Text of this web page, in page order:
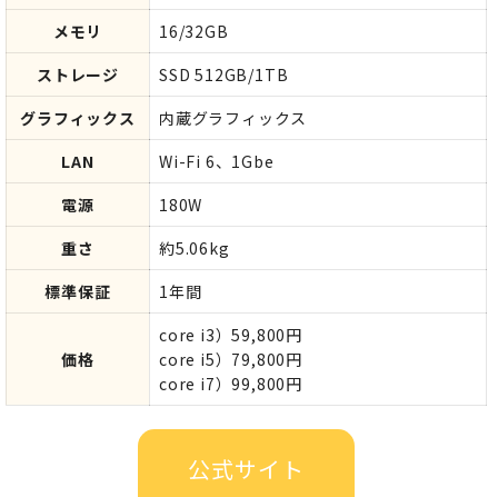
メモリ
16/32GB
ストレージ
SSD 512GB/1TB
グラフィックス
内蔵グラフィックス
LAN
Wi-Fi 6、1Gbe
電源
180W
重さ
約5.06kg
標準保証
1年間
価格
core i3）59,800円
core i5）79,800円
core i7）99,800円
公式サイト